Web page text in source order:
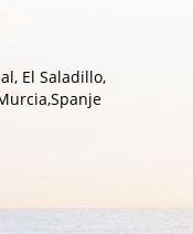
El Saladillo,